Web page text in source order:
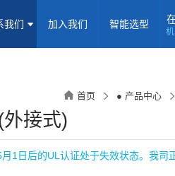
我们 加入我们 智能选型
驱动器(SiC/GaN)
首页 ● 产品中心
接式)
1日后的UL认证处于失效状态。我司